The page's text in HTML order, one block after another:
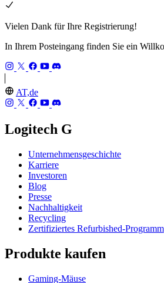
Vielen Dank für Ihre Registrierung!
In Ihrem Posteingang finden Sie ein
AT,de
Logitech G
Unternehmensgeschichte
Karriere
Investoren
Blog
Presse
Nachhaltigkeit
Recycling
Zertifiziertes Refurbished-Programm
Produkte kaufen
Gaming-Mäuse